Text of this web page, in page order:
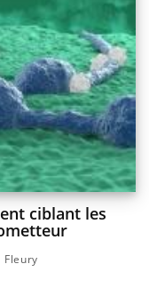
ciblant les
Fleury